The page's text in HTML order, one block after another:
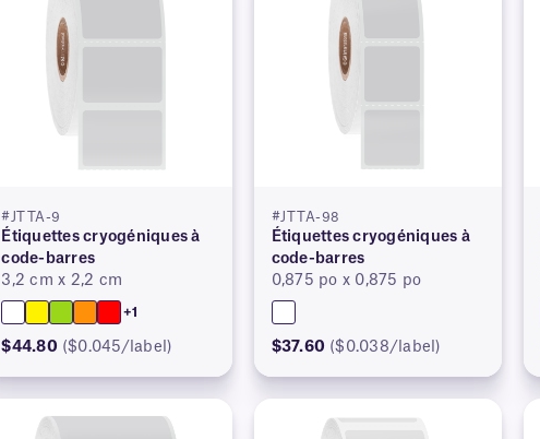
#JTTA-9
Étiquettes cryogéniques à
code-barres
3,2 cm x 2,2 cm
+1
$44.80 ($0.045/label)
#JTTA-98
Étiquettes cryogéniques à
code-barres
0,875 po x 0,875 po
$37.60 ($0.038/label)